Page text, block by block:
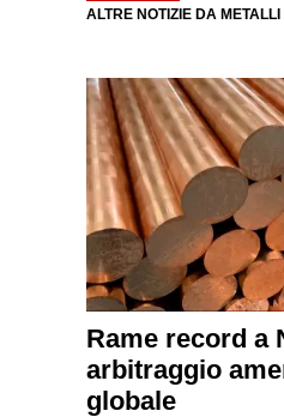
ALTRE NOTIZIE DA
Rame record a
arbitraggio
globale